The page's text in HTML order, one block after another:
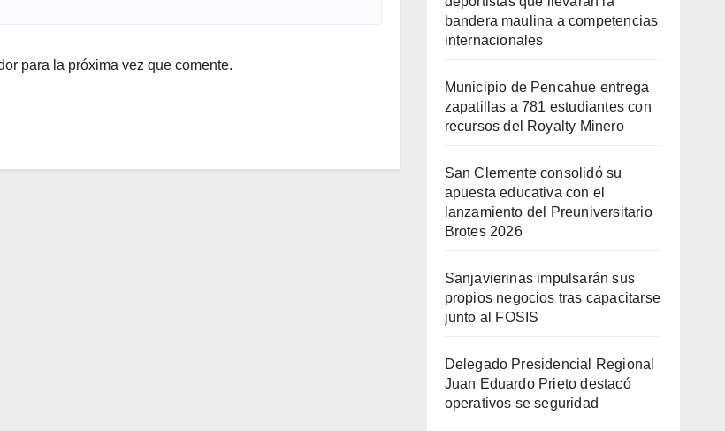
para la próxima vez que comente.
bandera maulina a competencias
internacionales
Municipio de Pencahue entrega
zapatillas a 781 estudiantes con
recursos del Royalty Minero
San Clemente consolidó su
apuesta educativa con el
lanzamiento del Preuniversitario
Brotes 2026
Sanjavierinas impulsarán sus
propios negocios tras capacitarse
junto al FOSIS
Delegado Presidencial Regional
Juan Eduardo Prieto destacó
operativos se seguridad